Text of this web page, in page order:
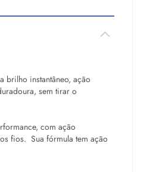
instantâneo, ação
sem tirar o
com ação
fios. Sua fórmula tem ação